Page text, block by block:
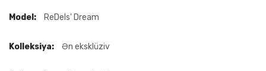
Model: ReDels' Dream
Kolleksiya: Ən eksklüziv